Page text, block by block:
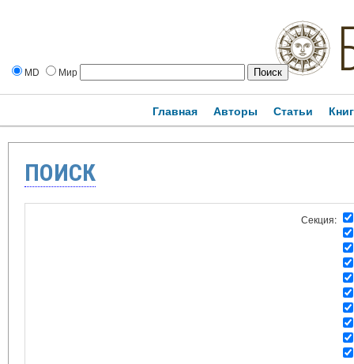
MD Мир
Главная Авторы Статьи
ПОИСК
Секция: